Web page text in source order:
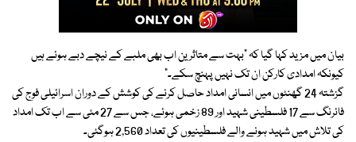
بیان میں مزید کہا گیا کہ “بہت سے متاثرین اب بھی ملبے کے نیچے دبے ہوئے ہیں
کیونکہ امدادی کارکن ان تک نہیں پہنچ سکے۔”
گزشتہ 24 گھنٹوں میں انسانی امداد حاصل کرنے کی کوشش کے دوران اسرائیلی فوج کی
فائرنگ سے 17 فلسطینی شہید اور 89 زخمی ہوئے، جس سے 27 مئی سے اب تک امداد
کی تلاش میں شہید ہونے والے فلسطینیوں کی تعداد 2,560 ہوگئی۔